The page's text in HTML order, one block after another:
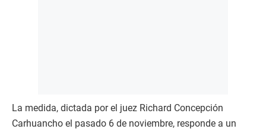
La medida, dictada por el juez Richard Concepción
Carhuancho el pasado 6 de noviembre, responde a un